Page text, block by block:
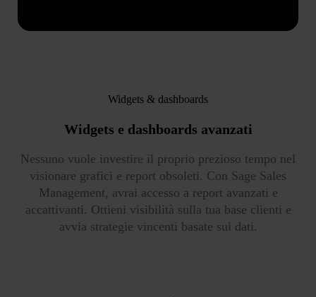
Widgets & dashboards
Widgets e dashboards avanzati
Nessuno vuole investire il proprio prezioso tempo nel
visionare grafici e report obsoleti. Con Sage Sales
Management, avrai accesso a report avanzati e
accattivanti. Ottieni visibilità sulla tua base clienti e
avvia strategie vincenti basate sui dati.